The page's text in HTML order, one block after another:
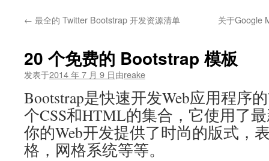
文← 最全的 Twitter Bootstrap 开发资源清单 关于Google
20 个免费的 Bootstrap 模板
发表于2014 年 7 月 9 日由reake
Bootstrap是快速开发Web应用程序
个CSS和HTML的集合，它使用了
你的Web开发提供了时尚的版式，
格，网格系统等等。